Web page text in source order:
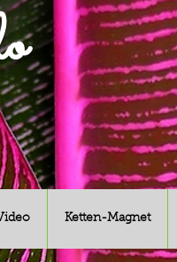
Ketten-Magnet